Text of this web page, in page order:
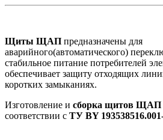
Щиты ЩАП предназначены для
аварийного(автоматического)
стабильное питание потребителей
обеспечивает защиту отходящих
коротких замыканиях.
Изготовление и сборка щитов ЩАП
соответствии с ТУ BY